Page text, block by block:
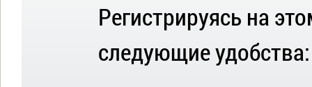
Регистрируясь на
следующие удобства: